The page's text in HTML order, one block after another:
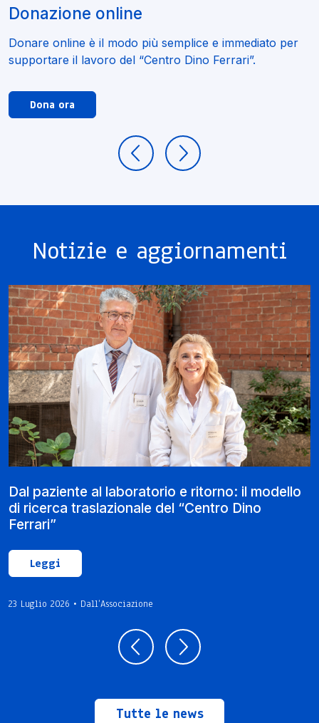
Donazione online
Donare online è il modo più semplice e immediato per
supportare il lavoro del “Centro Dino Ferrari”.
Dona ora
Notizie e aggiornamenti
Dal paziente al laboratorio e ritorno: il modello
di ricerca traslazionale del “Centro Dino
Ferrari”
Leggi
23 Luglio 2026 • Dall’Associazione
Tutte le news